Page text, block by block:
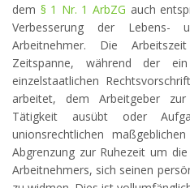
dem § 1 Nr. 1 ArbZG auch
Verbesserung der Lebens-
Arbeitnehmer. Die
Zeitspanne, während der
einzelstaatlichen
arbeitet, dem Arbeitgeber
Tätigkeit ausübt oder
unionsrechtlichen
Abgrenzung zur Ruhezeit um
Arbeitnehmers, sich seinen